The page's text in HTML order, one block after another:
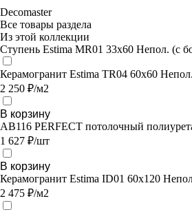
Decomaster
Все товары раздела
Из этой коллекции
Ступень Estima MR01 33x60 Непол. (с
Керамогранит Estima TR04 60x60
2 250 ₽/м2
В корзину
AB116 PERFECT потолочный
1 627 ₽/шт
В корзину
Керамогранит Estima ID01 60x120
2 475 ₽/м2